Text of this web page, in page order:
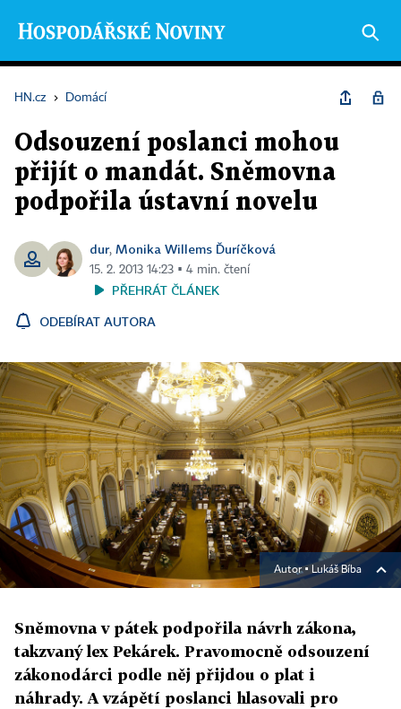
HN.cz › Domácí
Odsouzení poslanci mohou
přijít o mandát. Sněmovna
podpořila ústavní novelu
dur, Monika Willems Ďuríčková
15. 2. 2013 14:23 ▪ 4 min. čtení
PŘEHRÁT ČLÁNEK
ODEBÍRAT AUTORA
Autor ▪ Lukáš Bíba
Sněmovna v pátek podpořila návrh zákona,
takzvaný lex Pekárek. Pravomocně odsouzení
zákonodárci podle něj přijdou o plat i
náhrady. A vzápětí poslanci hlasovali pro